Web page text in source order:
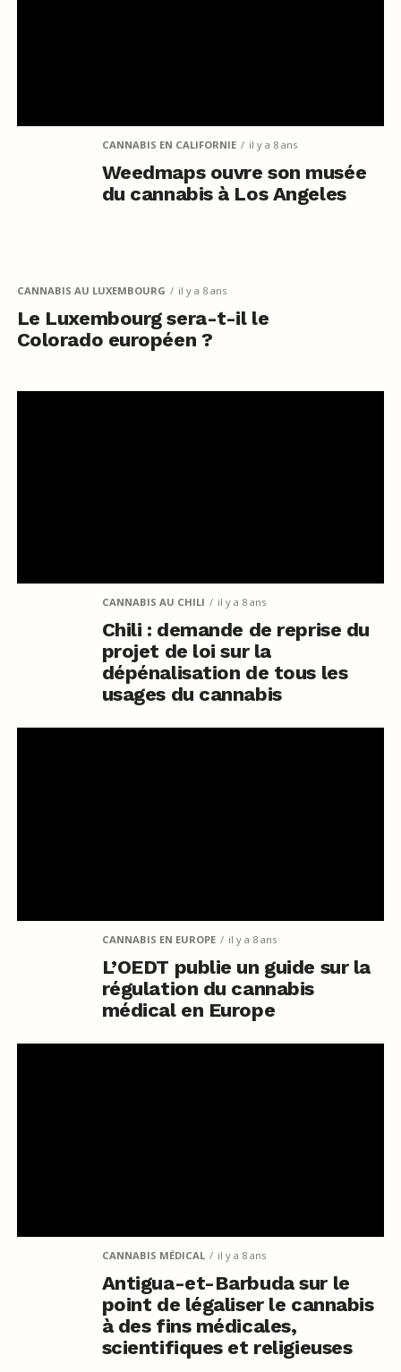
CANNABIS EN CALIFORNIE il y a 8 ans
Weedmaps ouvre son musée
du cannabis à Los Angeles
CANNABIS AU LUXEMBOURG il y a 8 ans
Le Luxembourg sera-t-il le
Colorado européen ?
CANNABIS AU CHILI il y a 8 ans
Chili : demande de reprise du
projet de loi sur la
dépénalisation de tous les
usages du cannabis
CANNABIS EN EUROPE il y a 8 ans
L’OEDT publie un guide sur la
régulation du cannabis
médical en Europe
CANNABIS MÉDICAL il y a 8 ans
Antigua-et-Barbuda sur le
point de légaliser le cannabis
à des fins médicales,
scientifiques et religieuses